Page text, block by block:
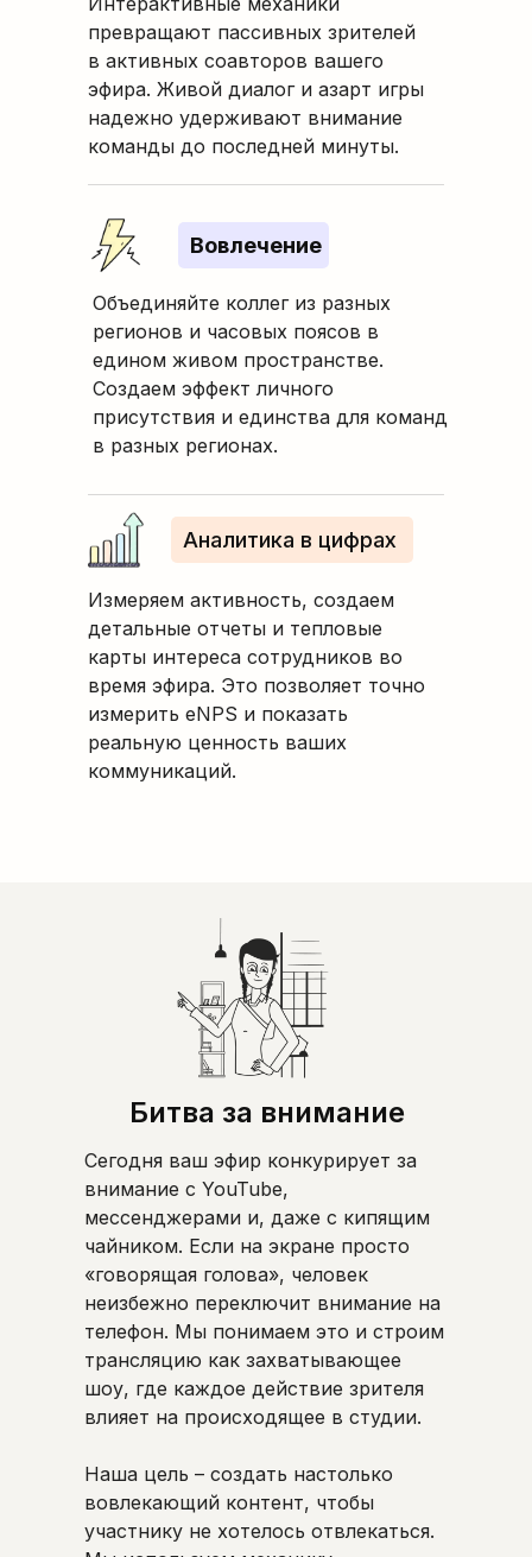
Аналитика в цифрах
Вовлечение
Объединяйте коллег из разных
регионов и часовых поясов в
едином живом пространстве.
Создаем эффект личного
присутствия и единства для команд
в разных регионах.
превращают пассивных зрителей
в активных соавторов вашего
эфира. Живой диалог и азарт игры
надежно удерживают внимание
команды до последней минуты.
Измеряем активность, создаем
детальные отчеты и тепловые
карты интереса сотрудников во
время эфира. Это позволяет точно
измерить eNPS и показать
реальную ценность ваших
коммуникаций.
Сегодня ваш эфир конкурирует за
внимание с YouTube,
мессенджерами и, даже с кипящим
чайником. Если на экране просто
«говорящая голова», человек
неизбежно переключит внимание на
телефон. Мы понимаем это и строим
трансляцию как захватывающее
шоу, где каждое действие зрителя
влияет на происходящее в студии.
Наша цель – создать настолько
вовлекающий контент, чтобы
участнику не хотелось отвлекаться.
Битва за внимание